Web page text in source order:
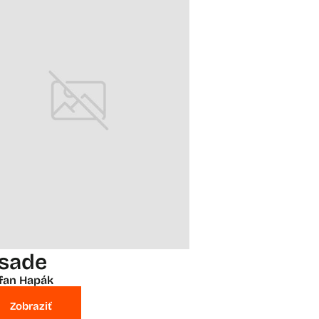
Hapák
Zobraziť